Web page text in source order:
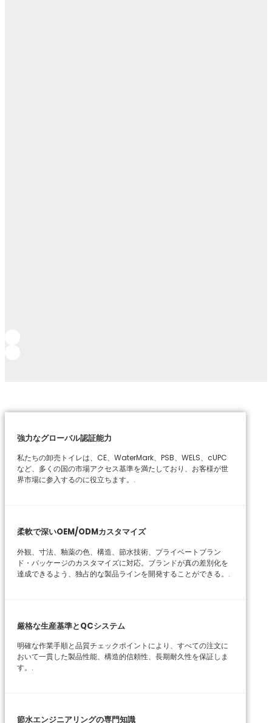
強力なグローバル認証能力
私たちの卸売トイレは、CE、WaterMark、PSB、WELS、cUPC
など、多くの国の市場アクセス基準を満たしており、お客様が世
界市場に参入するのに役立ちます。.
柔軟で深いOEM/ODMカスタマイズ
外観、寸法、釉薬の色、構造、節水技術、プライベートブラン
ド・パッケージのカスタマイズに対応。ブランドが真の差別化を
達成できるよう、独占的な製品ラインを開発することができる。.
厳格な生産基準とQCシステム
明確な作業手順と品質チェックポイントにより、すべての注文に
おいて一貫した製品性能、構造的信頼性、長期耐久性を保証しま
す。.
節水エンジニアリングの専門知識